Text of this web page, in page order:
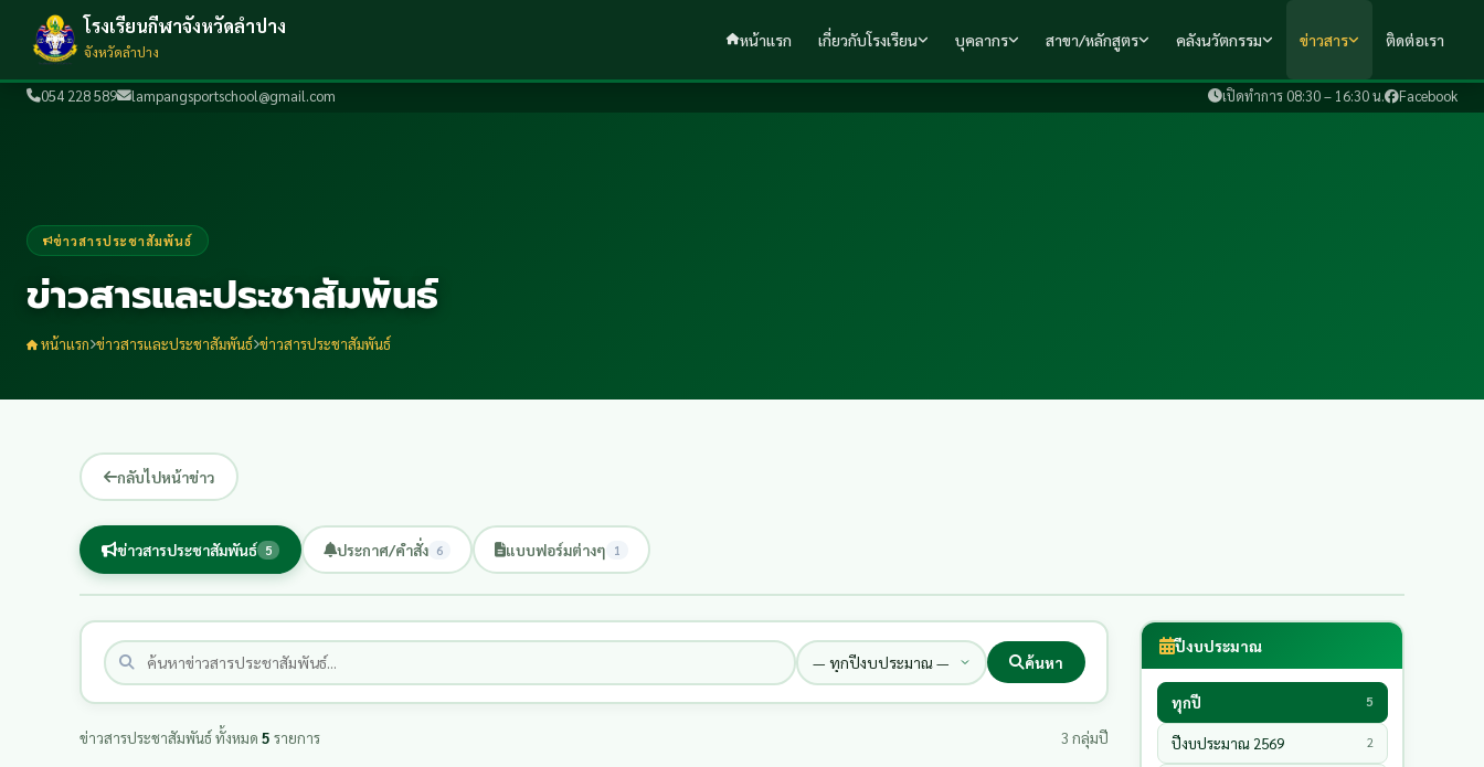
054 228 589 lampangsportschool@gmail.com เปิดทำการ 08:30 – 16:30 น. Facebook
โรงเรียนกีฬาจังหวัดลำปาง
จังหวัดลำปาง
หน้าแรก เกี่ยวกับโรงเรียน บุคลากร สาขา/หลักสูตร คลังนวัตกรรม ข่าวสาร ติดต่อเรา
ข่าวสารประชาสัมพันธ์
ข่าวสารและประชาสัมพันธ์
หน้าแรก ข่าวสารและประชาสัมพันธ์ ข่าวสารประชาสัมพันธ์
กลับไปหน้าข่าว
ข่าวสารประชาสัมพันธ์ 5 ประกาศ/คำสั่ง 6 แบบฟอร์มต่างๆ 1
ค้นหา
ข่าวสารประชาสัมพันธ์ ทั้งหมด 5 รายการ 3 กลุ่มปี
ปีงบประมาณ
ทุกปี 5
ปีงบประมาณ 2569 2